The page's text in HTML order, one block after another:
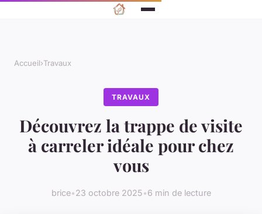
Accueil›Travaux
TRAVAUX
Découvrez la trappe de visite
à carreler idéale pour chez
vous
brice•23 octobre 2025•6 min de lecture